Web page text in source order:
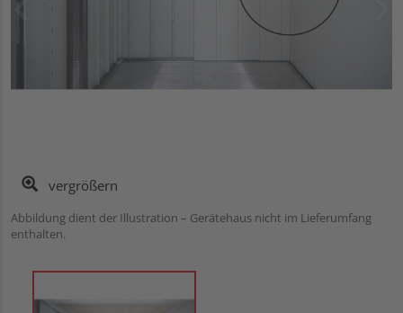
vergrößern
Abbildung dient der Illustration – Gerätehaus nicht im Lieferumfang
enthalten.